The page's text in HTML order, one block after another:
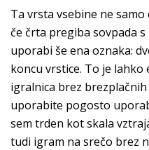
Ta vrsta vsebine ne
če črta pregiba sovpada
uporabi še ena oznaka:
koncu vrstice. To je
igralnica brez
uporabite pogosto
sem trden kot skala
tudi igram na srečo brez